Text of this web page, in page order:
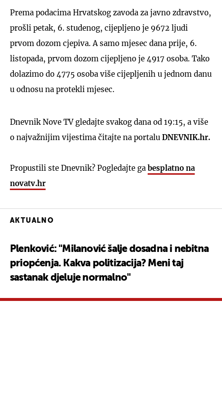
Prema podacima Hrvatskog zavoda za javno zdravstvo,
prošli petak, 6. studenog, cijepljeno je 9672 ljudi
prvom dozom cjepiva. A samo mjesec dana prije, 6.
listopada, prvom dozom cijepljeno je 4917 osoba. Tako
dolazimo do 4775 osoba više cijepljenih u jednom danu
u odnosu na protekli mjesec.
Dnevnik Nove TV gledajte svakog dana od 19:15, a više
o najvažnijim vijestima čitajte na portalu DNEVNIK.hr.
Propustili ste Dnevnik? Pogledajte ga besplatno na
novatv.hr
AKTUALNO
Plenković: "Milanović šalje dosadna i nebitna
priopćenja. Kakva politizacija? Meni taj
sastanak djeluje normalno"